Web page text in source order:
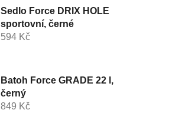
Sedlo Force DRIX HOLE
sportovní, černé
594 Kč
Batoh Force GRADE 22 l,
černý
849 Kč